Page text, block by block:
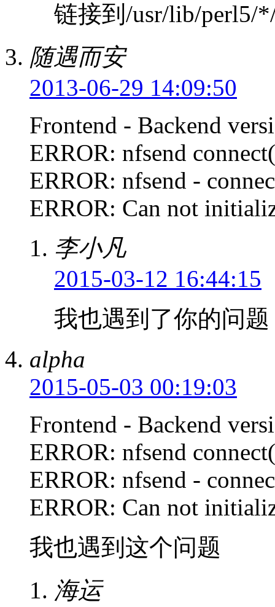
链接到/usr/lib/perl5/
随遇而安
2013-06-29 14:09:50
Frontend - Backend
ERROR: nfsend
ERROR: nfsend -
ERROR: Can not
李小凡
2015-03-12 16:44:15
我也遇到了你的问
alpha
2015-05-03 00:19:03
Frontend - Backend
ERROR: nfsend
ERROR: nfsend -
ERROR: Can not
我也遇到这个问题
海运